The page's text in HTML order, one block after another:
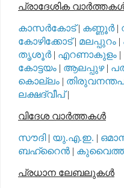
പ്രാദേശിക
കാസര്‍കോട്| കണ്ണൂര്‍|
കോഴിക്കോട്| മലപ്പുറം |
തൃശൂര്‍| എറണാകുളം |
കോട്ടയം | ആലപ്പുഴ|
കൊല്ലം |
ലക്ഷദ്വീപ്|
വിദേശ വാര്‍ത്തകള്‍
സൗദി| യു.എ.ഇ. |
ബഹ്റൈന്‍ |
പ്രധാന ലേബലുകള്‍